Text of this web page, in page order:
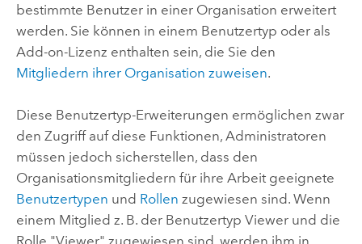
bestimmte Benutzer in einer Organisation erweitert
werden. Sie können in einem Benutzertyp oder als
Add-on-Lizenz enthalten sein, die Sie den
Mitgliedern ihrer Organisation zuweisen.
Diese Benutzertyp-Erweiterungen ermöglichen zwar
den Zugriff auf diese Funktionen, Administratoren
müssen jedoch sicherstellen, dass den
Organisationsmitgliedern für ihre Arbeit geeignete
Benutzertypen und Rollen zugewiesen sind. Wenn
einem Mitglied z. B. der Benutzertyp Viewerund die